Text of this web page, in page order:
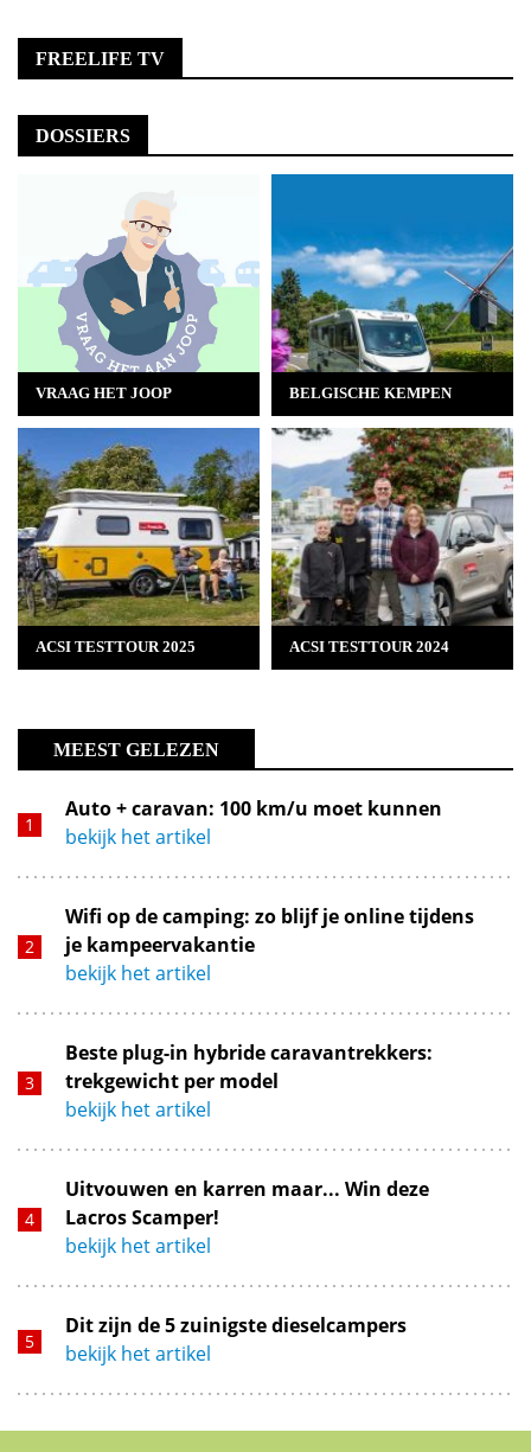
FREELIFE TV
DOSSIERS
VRAAG HET JOOP
ACSI TESTTOUR 2025
BELGISCHE KEMPEN
ACSI TESTTOUR 2024
MEEST GELEZEN
Auto + caravan: 100 km/u moet kunnen
bekijk het artikel
Wifi op de camping: zo blijf je online tijdens
je kampeervakantie
bekijk het artikel
Beste plug-in hybride caravantrekkers:
trekgewicht per model
bekijk het artikel
Uitvouwen en karren maar... Win deze
Lacros Scamper!
bekijk het artikel
Dit zijn de 5 zuinigste dieselcampers
bekijk het artikel